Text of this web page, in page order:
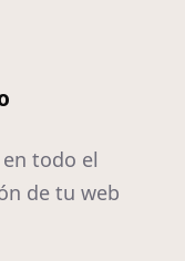
todo el
de tu web